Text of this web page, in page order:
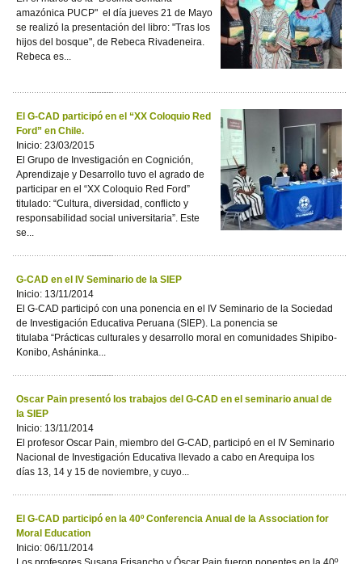
amazónica PUCP" el día jueves 21 de Mayo
se realizó la presentación del libro: "Tras los
hijos del bosque", de Rebeca Rivadeneira.
Rebeca es...
El G-CAD participó en el “XX Coloquio Red
Ford” en Chile.
Inicio: 23/03/2015
El Grupo de Investigación en Cognición,
Aprendizaje y Desarrollo tuvo el agrado de
participar en el “XX Coloquio Red Ford”
titulado: “Cultura, diversidad, conflicto y
responsabilidad social universitaria”. Este
se...
G-CAD en el IV Seminario de la SIEP
Inicio: 13/11/2014
El G-CAD participó con una ponencia en el IV Seminario de la Sociedad
de Investigación Educativa Peruana (SIEP). La ponencia se
titulaba “Prácticas culturales y desarrollo moral en comunidades Shipibo-
Konibo, Asháninka...
Oscar Pain presentó los trabajos del G-CAD en el seminario anual de
la SIEP
Inicio: 13/11/2014
El profesor Oscar Pain, miembro del G-CAD, participó en el IV Seminario
Nacional de Investigación Educativa llevado a cabo en Arequipa los
días 13, 14 y 15 de noviembre, y cuyo...
El G-CAD participó en la 40º Conferencia Anual de la Association for
Moral Education
Inicio: 06/11/2014